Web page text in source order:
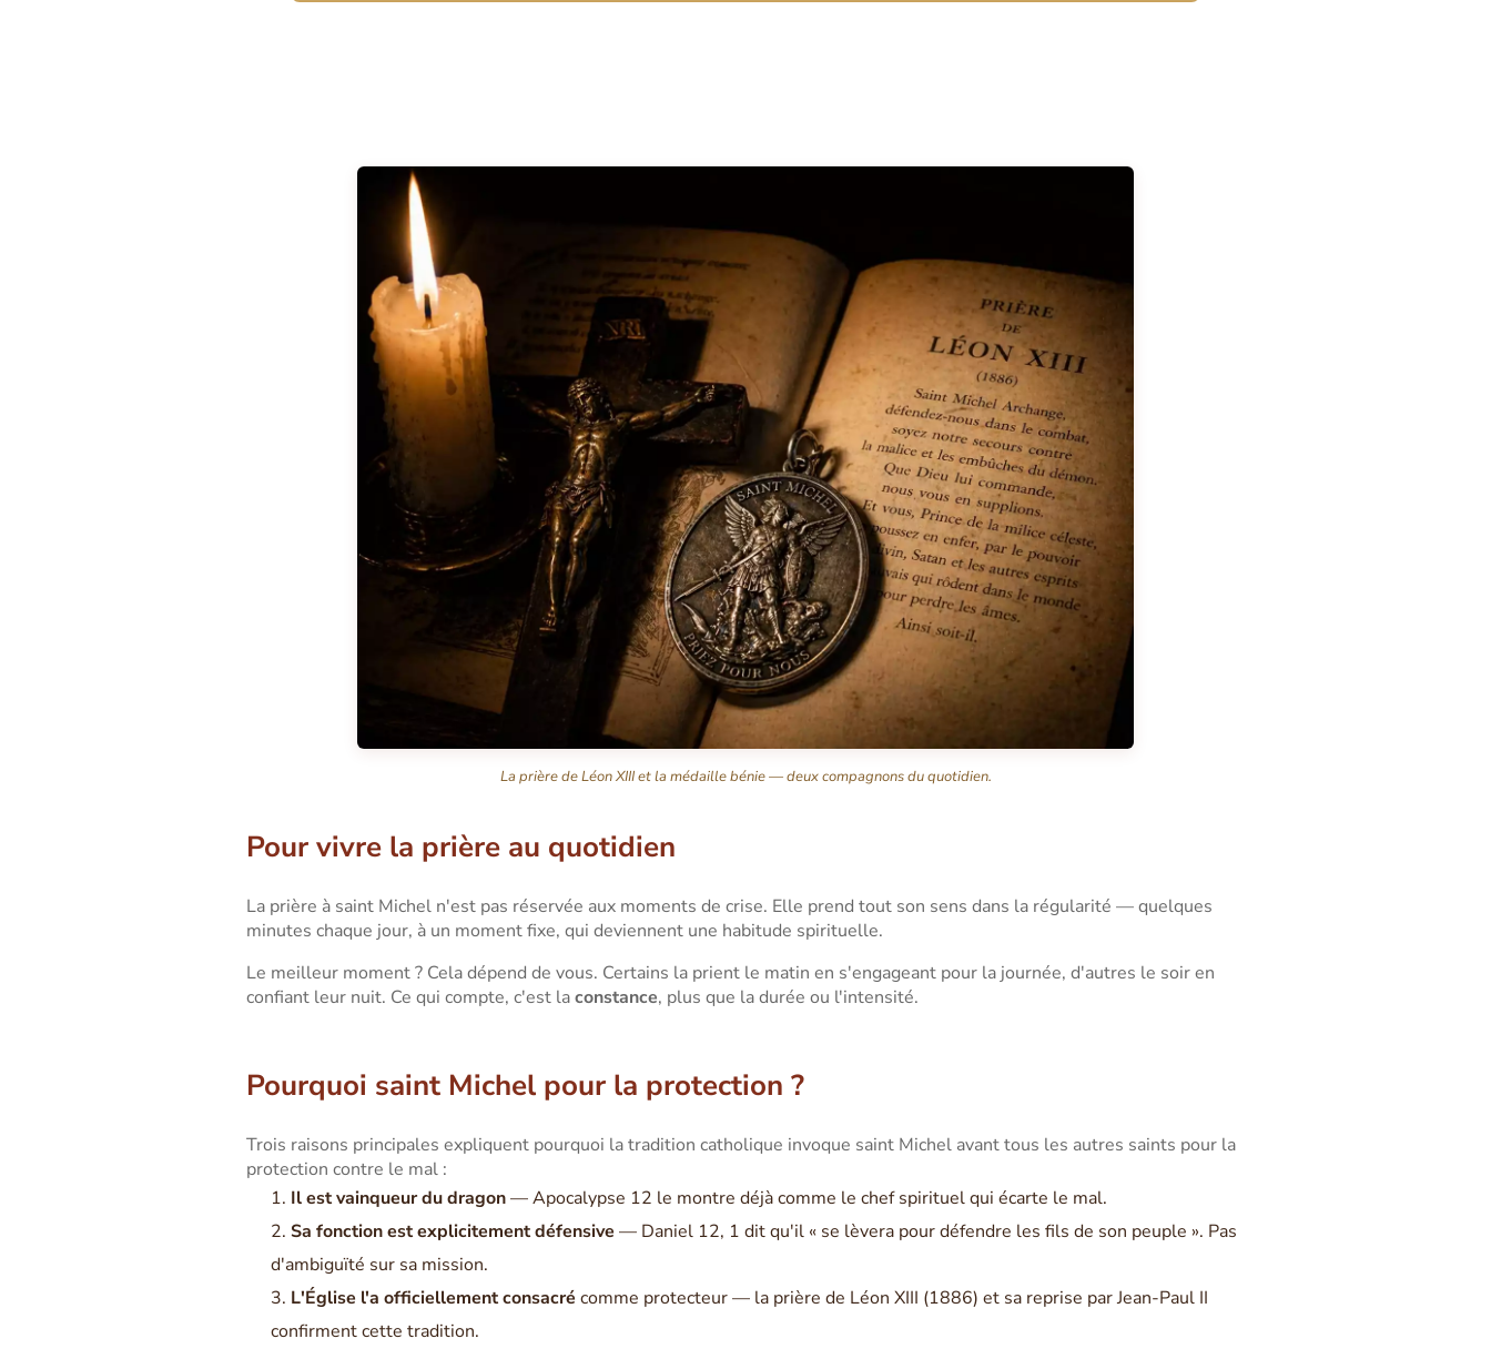
La prière de Léon XIII et la médaille bénie — deux compagnons du quotidien.
Pour vivre la prière au quotidien
La prière à saint Michel n'est pas réservée aux moments de crise. Elle prend tout son sens dans la régularité — quelques
minutes chaque jour, à un moment fixe, qui deviennent une habitude spirituelle.
Le meilleur moment ? Cela dépend de vous. Certains la prient le matin en s'engageant pour la journée, d'autres le soir en
confiant leur nuit. Ce qui compte, c'est laconstance, plus que la durée ou l'intensité.
Pourquoi saint Michel pour la protection ?
Trois raisons principales expliquent pourquoi la tradition catholique invoque saint Michel avant tous les autres saints pour la
protection contre le mal :
Il est vainqueur du dragon— Apocalypse 12 le montre déjà comme le chef spirituel qui écarte le mal.
Sa fonction est explicitement défensive — Daniel 12, 1 dit qu'il « se lèvera pour défendre les fils de son peuple ». Pas
d'ambiguïté sur sa mission.
L'Église l'a officiellement consacré comme protecteur — la prière de Léon XIII (1886) et sa reprise par Jean-Paul II
confirment cette tradition.